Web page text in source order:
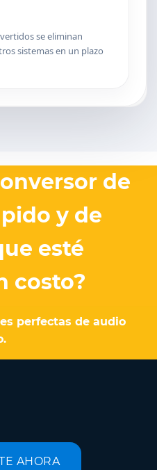
se eliminan
sistemas en un plazo
de
y de
esté
costo?
perfectas de audio
AHORA